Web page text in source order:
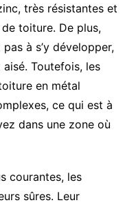
très résistantes et
toiture. De plus,
à s’y développer,
Toutefois, les
en métal
ce qui est à
dans une zone où
courantes, les
sûres. Leur